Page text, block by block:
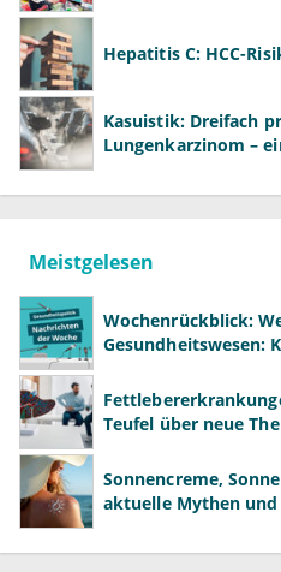
Hepatitis C: HCC-
Kasuistik: Dreifach
Lungenkarzinom –
Meistgelesen
Wochenrückblick:
Gesundheitswesen:
Teufel über neue
Sonnencreme,
aktuelle Mythen